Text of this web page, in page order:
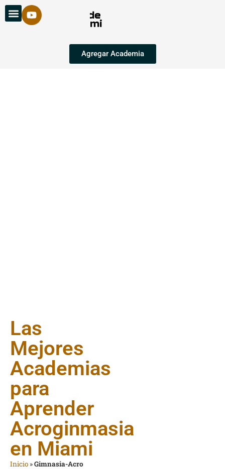
Agregar Academia
Las
Mejores
Academias
para
Aprender
Acroginmasia
en Miami
Inicio »Gimnasia-Acro